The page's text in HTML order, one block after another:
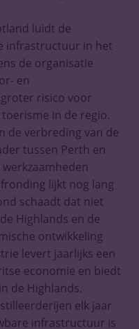
luidt de
infrastructuur in het
de organisatie
en
risico voor
in de regio.
de verbreding van de
tussen Perth en
lijkt nog lang
schaadt dat niet
Highlands en de
ontwikkeling
levert jaarlijks een
economie en biedt
de Highlands.
elk jaar
infrastructuur is